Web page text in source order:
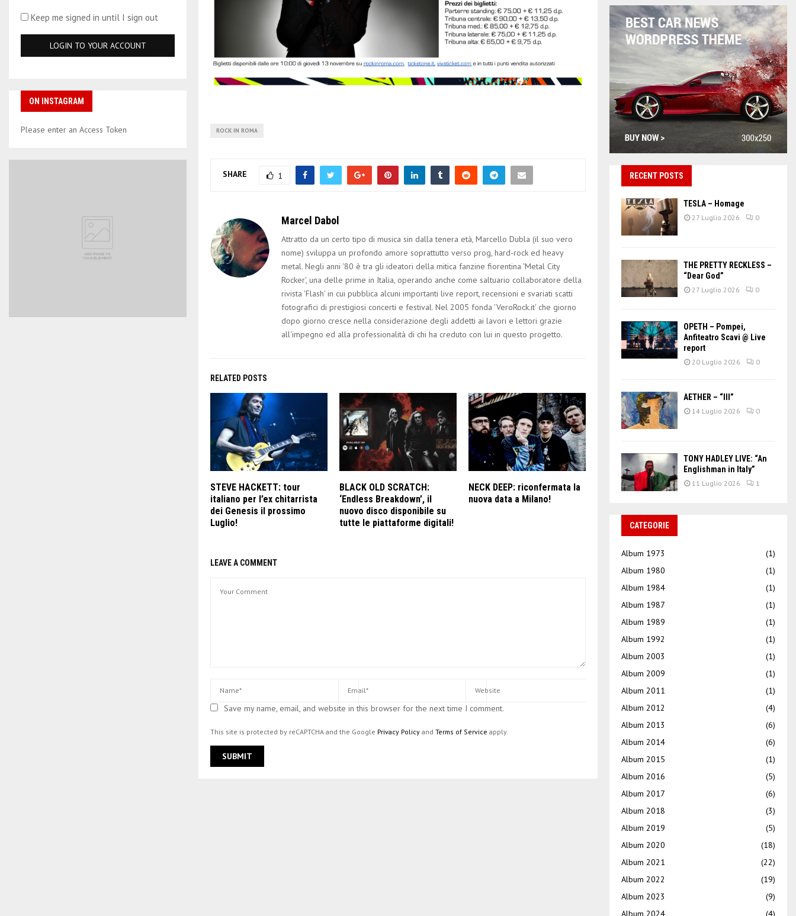
ROCK IN ROMA
SHARE 1
Marcel Dabol
Attratto da un certo tipo di musica sin dalla tenera età, Marcello Dubla (il suo vero
nome) sviluppa un profondo amore soprattutto verso prog, hard-rock ed heavy
metal. Negli anni '80 è tra gli ideatori della mitica fanzine fiorentina 'Metal City
Rocker', una delle prime in Italia, operando anche come saltuario collaboratore della
rivista 'Flash' in cui pubblica alcuni importanti live report, recensioni e svariati scatti
fotografici di prestigiosi concerti e festival. Nel 2005 fonda 'VeroRock.it' che giorno
dopo giorno cresce nella considerazione degli addetti ai lavori e lettori grazie
all'impegno ed alla professionalità di chi ha creduto con lui in questo progetto.
RELATED POSTS
STEVE HACKETT: tour
italiano per l’ex chitarrista
dei Genesis il prossimo
Luglio!
BLACK OLD SCRATCH:
‘Endless Breakdown’, il
nuovo disco disponibile su
tutte le piattaforme digitali!
NECK DEEP: riconfermata la
nuova data a Milano!
LEAVE A COMMENT
Save my name, email, and website in this browser for the next time I comment.
This site is protected by reCAPTCHA and the Google Privacy Policy and Terms of Service apply.
Keep me signed in until I sign out
ON INSTAGRAM
Please enter an Access Token
RECENT POSTS
TESLA – Homage
27 Luglio 2026 0
THE PRETTY RECKLESS –
“Dear God”
27 Luglio 2026 0
OPETH – Pompei,
Anfiteatro Scavi @ Live
report
20 Luglio 2026 0
AETHER – “III”
14 Luglio 2026 0
TONY HADLEY LIVE: “An
Englishman in Italy”
11 Luglio 2026 1
CATEGORIE
Album 1973
(1)
Album 1980
(1)
Album 1984
(1)
Album 1987
(1)
Album 1989
(1)
Album 1992
(1)
Album 2003
(1)
Album 2009
(1)
Album 2011
(1)
Album 2012
(4)
Album 2013
(6)
Album 2014
(6)
Album 2015
(1)
Album 2016
(5)
Album 2017
(6)
Album 2018
(3)
Album 2019
(5)
Album 2020
(18)
Album 2021
(22)
Album 2022
(19)
Album 2023
(9)
Album 2024
(4)